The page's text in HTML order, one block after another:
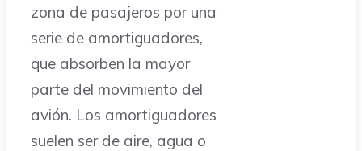
zona de pasajeros por una
serie de amortiguadores,
que absorben la mayor
parte del movimiento del
avión. Los amortiguadores
suelen ser de aire, agua o